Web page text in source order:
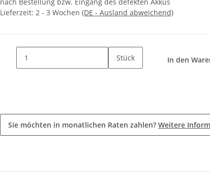
nach Bestellung bzw. Eingang des defekten Akkus
Lieferzeit: 2 - 3 Wochen (DE - Ausland abweichend)
Stück In den
Sie möchten in monatlichen Raten zahlen? Weitere